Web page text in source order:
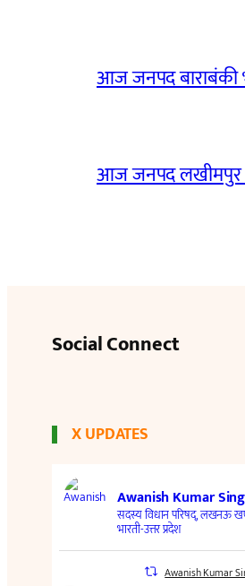
आज जनपद बाराबंकी
आज जनपद लखीमपुर
Social Connect
X UPDATES